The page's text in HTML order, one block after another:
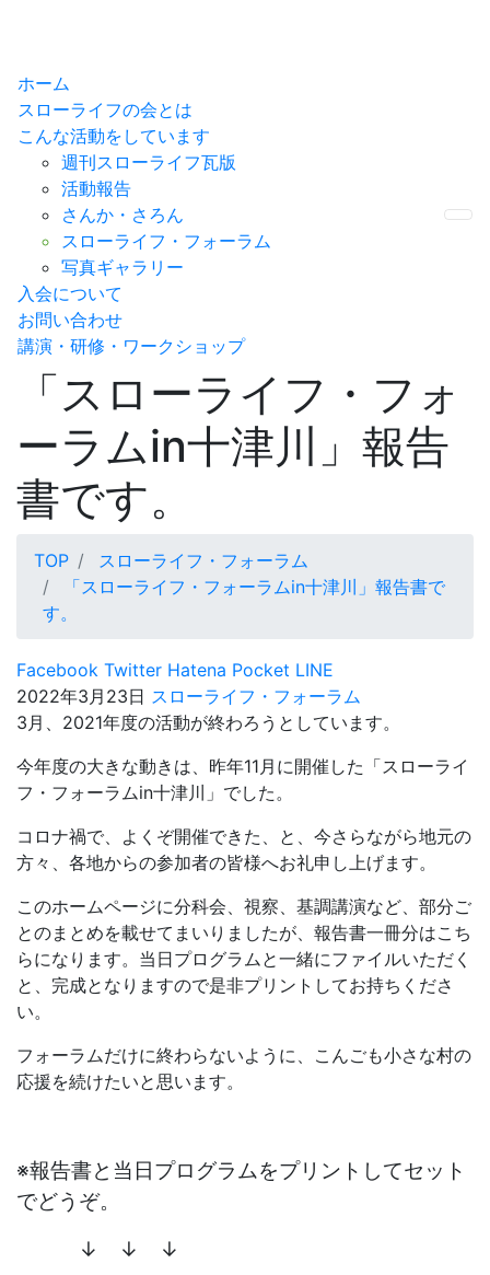
ホーム
スローライフの会とは
こんな活動をしています
週刊スローライフ瓦版
活動報告
さんか・さろん
スローライフ・フォーラム
写真ギャラリー
入会について
お問い合わせ
講演・研修・ワークショップ
「スローライフ・フォ
ーラムin十津川」報告
書です。
TOP
スローライフ・フォーラム
「スローライフ・フォーラムin十津川」報告書で
す。
Facebook Twitter Hatena Pocket LINE
2022年3月23日 スローライフ・フォーラム
3月、2021年度の活動が終わろうとしています。
今年度の大きな動きは、昨年11月に開催した「スローライ
フ・フォーラムin十津川」でした。
コロナ禍で、よくぞ開催できた、と、今さらながら地元の
方々、各地からの参加者の皆様へお礼申し上げます。
このホームページに分科会、視察、基調講演など、部分ご
とのまとめを載せてまいりましたが、報告書一冊分はこち
らになります。当日プログラムと一緒にファイルいただく
と、完成となりますので是非プリントしてお持ちくださ
い。
フォーラムだけに終わらないように、こんごも小さな村の
応援を続けたいと思います。
※報告書と当日プログラムをプリントしてセット
でどうぞ。
↓ ↓ ↓